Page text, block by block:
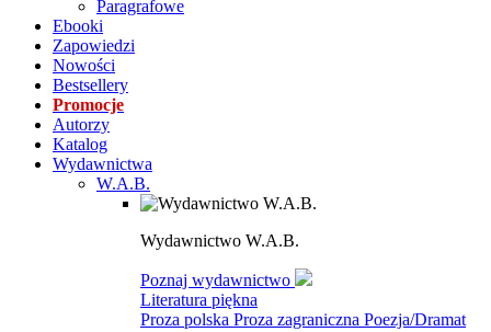
Paragrafowe
Ebooki
Zapowiedzi
Nowości
Bestsellery
Promocje
Autorzy
Katalog
Wydawnictwa
W.A.B.
Wydawnictwo W.A.B.
Poznaj wydawnictwo
Literatura piękna
Proza polska Proza zagraniczna Poezja/Dramat